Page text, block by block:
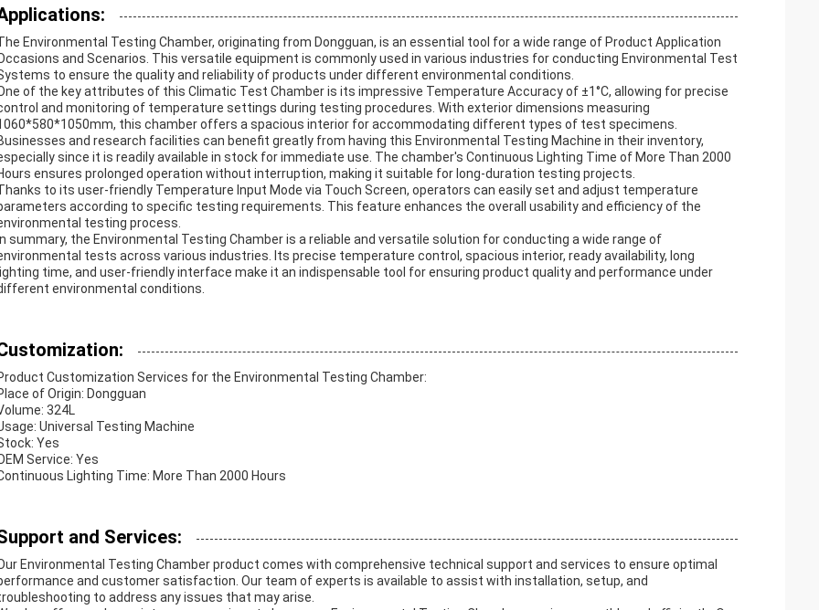
Environmental Testing Chamber, originating from Dongguan, is an essential tool for a wide range of Product Application
and Scenarios. This versatile equipment is commonly used in various industries for conducting Environmental Test
to ensure the quality and reliability of products under different environmental conditions.
of the key attributes of this Climatic Test Chamber is its impressive Temperature Accuracy of ±1°C, allowing for precise
and monitoring of temperature settings during testing procedures. With exterior dimensions measuring
this chamber offers a spacious interior for accommodating different types of test specimens.
and research facilities can benefit greatly from having this Environmental Testing Machine in their inventory,
since it is readily available in stock for immediate use. The chamber's Continuous Lighting Time of More Than 2000
ensures prolonged operation without interruption, making it suitable for long-duration testing projects.
to its user-friendly Temperature Input Mode via Touch Screen, operators can easily set and adjust temperature
according to specific testing requirements. This feature enhances the overall usability and efficiency of the
testing process.
summary, the Environmental Testing Chamber is a reliable and versatile solution for conducting a wide range of
tests across various industries. Its precise temperature control, spacious interior, ready availability, long
time, and user-friendly interface make it an indispensable tool for ensuring product quality and performance under
environmental conditions.
Customization Services for the Environmental Testing Chamber:
of Origin: Dongguan
324L
Universal Testing Machine
Yes
Service: Yes
Lighting Time: More Than 2000 Hours
and Services:
Environmental Testing Chamber product comes with comprehensive technical support and services to ensure optimal
and customer satisfaction. Our team of experts is available to assist with installation, setup, and
to address any issues that may arise.